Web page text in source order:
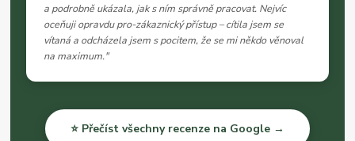
a podrobně ukázala, jak s ním správně pracovat. Nejvíc
oceňuji opravdu pro-zákaznický přístup – cítila jsem se
vítaná a odcházela jsem s pocitem, že se mi někdo věnoval
na maximum."
⭐ Přečíst všechny recenze na Google →